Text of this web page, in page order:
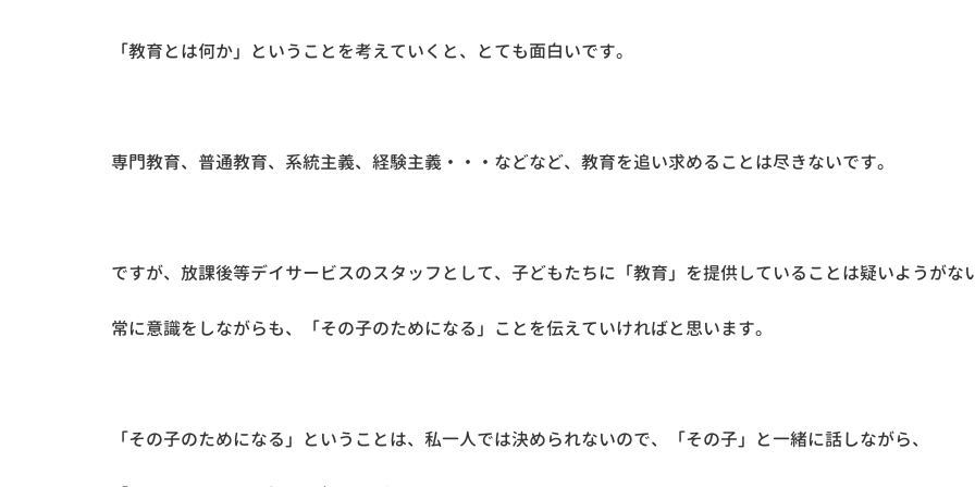
「教育とは何か」ということを考えていくと、とても面白いです。
専門教育、普通教育、系統主義、経験主義・・・などなど、教育を追い求めることは尽きないです。
ですが、放課後等デイサービスのスタッフとして、子どもたちに「教育」を提供していることは疑いようがな
常に意識をしながらも、「その子のためになる」ことを伝えていければと思います。
「その子のためになる」ということは、私一人では決められないので、「その子」と一緒に話しながら、